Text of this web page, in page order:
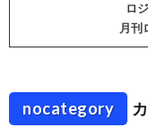
ロ
月刊
nocategory